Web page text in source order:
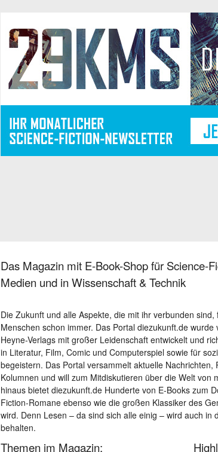
Das Magazin mit E-Book-Shop für Science-
Medien und in Wissenschaft & Technik
Die Zukunft und alle Aspekte, die mit ihr verbunden
Menschen schon immer. Das Portal diezukunft.de
Heyne-Verlags mit großer Leidenschaft entwickelt und
in Literatur, Film, Comic und Computerspiel sowie für
begeistern. Das Portal versammelt aktuelle Nachrichten,
Kolumnen und will zum Mitdiskutieren über die Welt
hinaus bietet diezukunft.de Hunderte von E-Books zum
Fiction-Romane ebenso wie die großen Klassiker des
wird. Denn Lesen – da sind sich alle einig – wird auch in
behalten.
Themen im Magazin: